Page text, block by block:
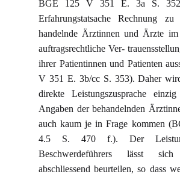
BGE 125 V 351 E. 3a S.
Erfahrungstatsache Rechnung
handelnde Ärztinnen und Ärzte
auftragsrechtliche Ver-
ihrer Patientinnen und Patienten
V 351 E. 3b/cc S. 353). Daher
direkte Leistungszusprache
Angaben der behandelnden
auch kaum je in Frage kommen
4.5 S. 470 f.). Der
Beschwerdeführers lässt
abschliessend beurteilen, so dass